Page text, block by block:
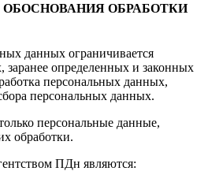
ОБОСНОВАНИЯ ОБРАБОТКИ
данных ограничивается
заранее определенных и законных
персональных данных,
персональных данных.
персональные данные,
обработки.
ПДн являются: